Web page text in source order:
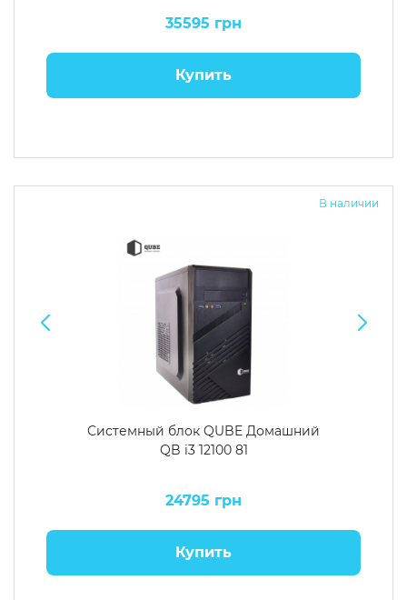
35595 грн
Купить
В наличии
Системный блок QUBE Домашний
QB i3 12100 81
24795 грн
Купить